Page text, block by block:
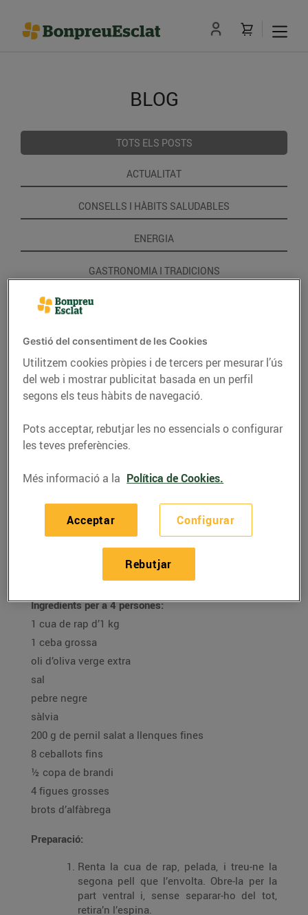
BLOG
TOTS ELS POSTS
ACTUALITAT
CONSELLS I HÀBITS SALUDABLES
ENERGIA
GASTRONOMIA I TRADICIONS
RECEPTES
Rap amb figues
Ingredients per a 4 persones:
1 cua de rap d’1 kg
1 ceba grossa
oli d’oliva verge extra
sal
pebre negre
sàlvia
200 g de pernil salat a llenques fines
8 ceballots fins
½ copa de brandi
4 figues grosses
brots d’alfàbrega
Preparació:
Renta la cua de rap, pelada, i treu-ne la
segona pell que l’envolta. Obre-la per la
part ventral i, sense separar-ho del tot,
retira’n l’espina.
Gestió del consentiment de les Cookies
Utilitzem cookies pròpies i de tercers per mesurar l’ús
del web i mostrar publicitat basada en un perfil
segons els teus hàbits de navegació.
Pots acceptar, rebutjar les no essencials o configurar
les teves preferències.
Més informació a la Política de Cookies.
Configurar
Rebutjar
Acceptar